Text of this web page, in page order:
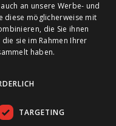
an unsere Werbe- und
diese möglicherweise mit
die Sie ihnen
sie im Rahmen Ihrer
haben.
TARGETING